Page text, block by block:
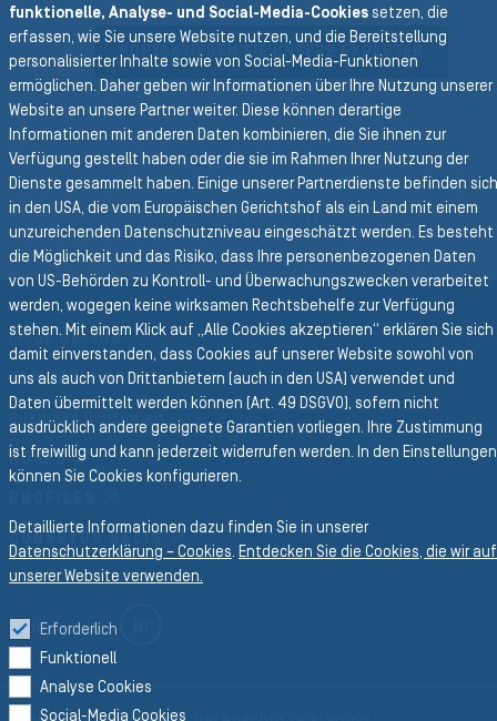
KONTAKTIEREN SIE UNSERE EXPERTEN
Zurück zur Hauptnavigation
ZURÜCK HANDLÄUFE
Group Website
SEMPERIT GROUP
Business Divisionen
HOSES
Follow us on
funktionelle, Analyse- und Social-Media-Cookiessetzen, die
erfassen, wie Sie unsere Website nutzen, und die Bereitstellung
personalisierter Inhalte sowie von Social-Media-Funktionen
ermöglichen. Daher geben wir Informationen über Ihre Nutzung unserer
Website an unsere Partner weiter. Diese können derartige
Informationen mit anderen Daten kombinieren, die Sie ihnen zur
Verfügung gestellt haben oder die sie im Rahmen Ihrer Nutzung der
Dienste gesammelt haben. Einige unserer Partnerdienste befinden sich
in den USA, die vom Europäischen Gerichtshof als ein Land mit einem
unzureichenden Datenschutzniveau eingeschätzt werden. Es besteht
die Möglichkeit und das Risiko, dass Ihre personenbezogenen Daten
von US-Behörden zu Kontroll- und Überwachungszwecken verarbeitet
werden, wogegen keine wirksamen Rechtsbehelfe zur Verfügung
stehen. Mit einem Klick auf „Alle Cookies akzeptieren“ erklären Sie sich
damit einverstanden, dass Cookies auf unserer Website sowohl von
uns als auch von Drittanbietern (auch in den USA) verwendet und
Daten übermittelt werden können (Art. 49 DSGVO), sofern nicht
ausdrücklich andere geeignete Garantien vorliegen. Ihre Zustimmung
ist freiwillig und kann jederzeit widerrufen werden. In den Einstellungen
können Sie Cookies konfigurieren.
Detaillierte Informationen dazu finden Sie in unserer
Datenschutzerklärung – Cookies. Entdecken Sie die Cookies, die wir auf
unserer Website verwenden.
Erforderlich
Funktionell
Analyse Cookies
Social-Media Cookies